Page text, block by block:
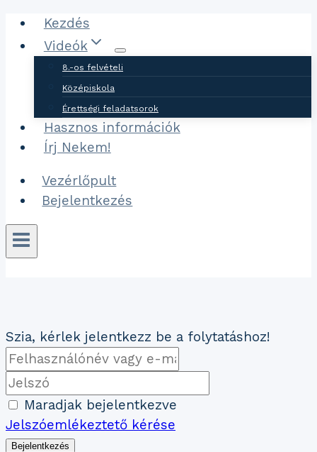
Ugrás
tartalomhoz
Kezdés
Videók
8.-os felvételi
Középiskola
Érettségi feladatsorok
Hasznos információk
Írj Nekem!
Vezérlőpult
Bejelentkezés
Szia, kérlek jelentkezz be a folytatáshoz!
Maradjak bejelentkezve
Jelszóemlékeztető kérése
Bejelentkezés